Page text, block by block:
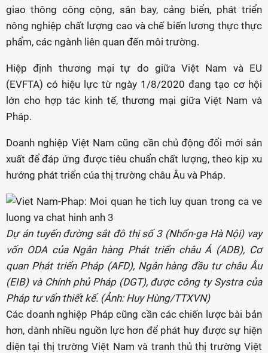
giao thông công cộng, sân bay, cảng biển, phát triển
nông nghiệp chất lượng cao và chế biến lương thực thực
phẩm, các ngành liên quan đến môi trường.
Hiệp định thương mại tự do giữa Việt Nam và EU
(EVFTA) có hiệu lực từ ngày 1/8/2020 đang tạo cơ hội
lớn cho hợp tác kinh tế, thương mại giữa Việt Nam và
Pháp.
Doanh nghiệp Việt Nam cũng cần chủ động đổi mới sản
xuất để đáp ứng được tiêu chuẩn chất lượng, theo kịp xu
hướng phát triển của thị trường châu Âu và Pháp.
Dự án tuyến đường sắt đô thị số 3 (Nhổn-ga Hà Nội) vay
vốn ODA của Ngân hàng Phát triển châu Á (ADB), Cơ
quan Phát triển Pháp (AFD), Ngân hàng đầu tư châu Âu
(EIB) và Chính phủ Pháp (DGT), được công ty Systra của
Pháp tư vấn thiết kế. (Ảnh: Huy Hùng/TTXVN)
Các doanh nghiệp Pháp cũng cần các chiến lược bài bản
hơn, dành nhiều nguồn lực hơn để phát huy được sự hiện
diện tại thị trường Việt Nam và tranh thủ thị trường Việt